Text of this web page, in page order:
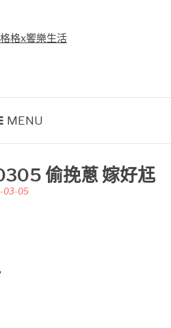
MENU
偷挽蔥 嫁好尪
03-05